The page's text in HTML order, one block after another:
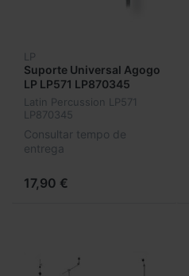
LP
Suporte Universal Agogo
LP LP571 LP870345
Latin Percussion LP571
LP870345
Consultar tempo de
entrega
17,90 €